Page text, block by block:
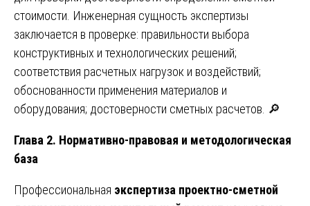
стоимости. Инженерная сущность экспертизы
заключается в проверке: правильности выбора
конструктивных и технологических решений;
соответствия расчетных нагрузок и воздействий;
обоснованности применения материалов и
оборудования; достоверности сметных расчетов. 🔎
Глава 2. Нормативно-правовая и методологическая
база
Профессиональная экспертиза проектно-сметной